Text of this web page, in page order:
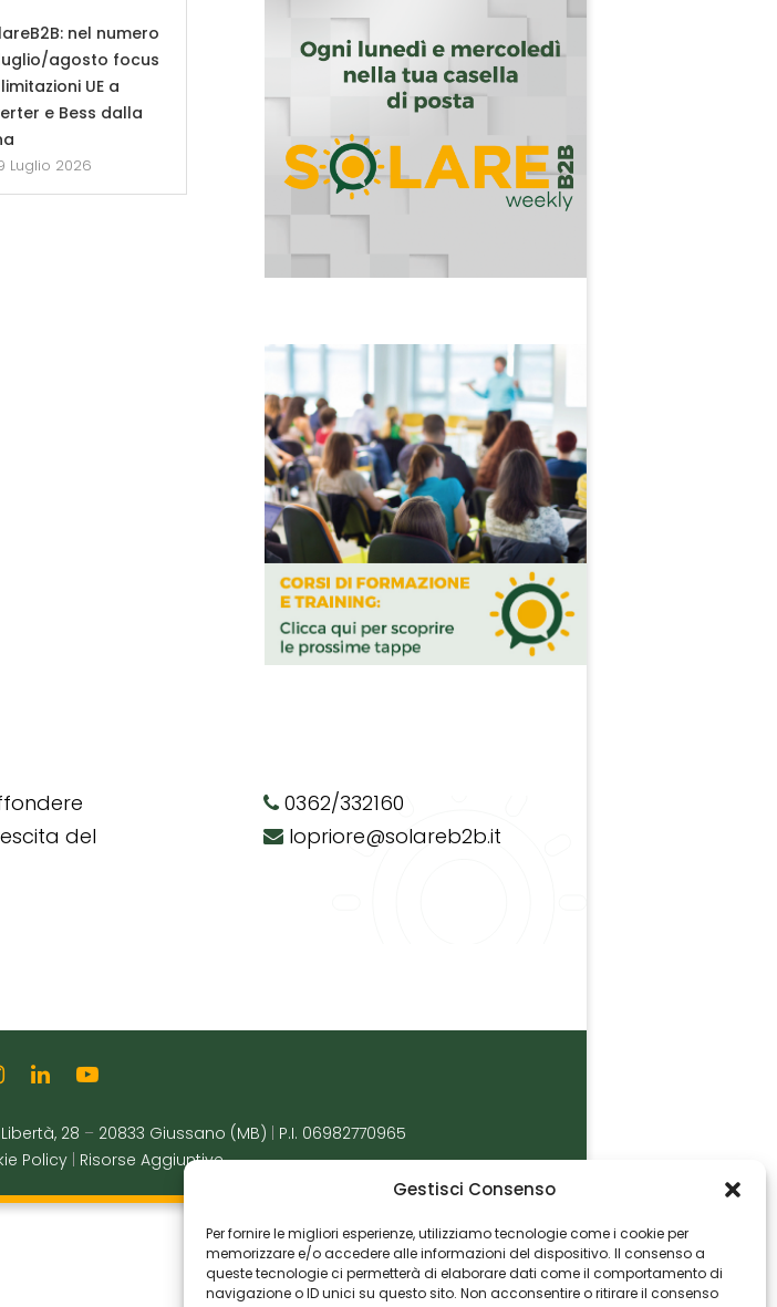
Gestisci Consenso
Per fornire le migliori esperienze, utilizziamo tecnologie come i cookie per
memorizzare e/o accedere alle informazioni del dispositivo. Il consenso a
queste tecnologie ci permetterà di elaborare dati come il comportamento di
navigazione o ID unici su questo sito. Non acconsentire o ritirare il consenso
nel numero
agosto focus
UE a
e Bess dalla
Luglio 2026
del
0362/332160
lopriore@solareb2b.it
28 – 20833 Giussano (MB)
P.I. 06982770965
Policy Risorse Aggiuntive